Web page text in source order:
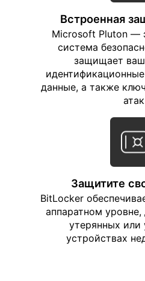
Встроенная
Microsoft Pluton —
система
защищает
данные, а также
Защитите
BitLocker
аппаратном
утерянных или
устройствах